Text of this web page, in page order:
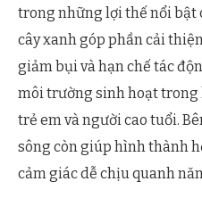
trong những lợi thế nổi bật
cây xanh góp phần cải
giảm bụi và hạn chế tác
môi trường sinh hoạt trong
trẻ em và người cao tuổi.
sông còn giúp hình thành
cảm giác dễ chịu quanh